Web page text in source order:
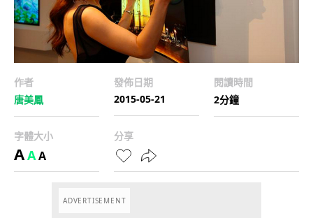
作者
唐美鳳
發佈日期
2015-05-21
閱讀時間
2分鐘
字體大小
AAA
分享
ADVERTISEMENT